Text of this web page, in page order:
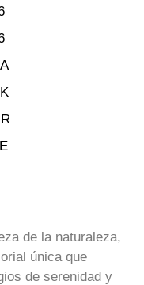
de la naturaleza,
única que
de serenidad y